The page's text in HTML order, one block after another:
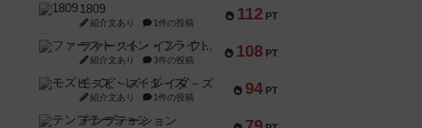
112 PT
1809
紹介文あり 1件の投稿
108 PT
ファースト・イン・フライト
紹介文あり 3件の投稿
94 PT
モズビ－ズ・レイダ－ズ
紹介文あり 1件の投稿
テンプテーション